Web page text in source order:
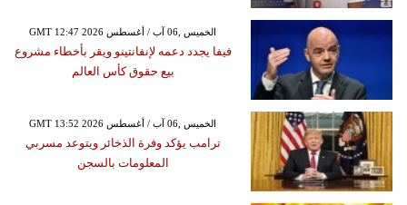
GMT 12:47 2026 الخميس ,06 آب / أغسطس
فيفا يجدد دعمه لإنفانتينو ويقر بأخطاء مشروع
بيع حقوق كأس العالم
GMT 13:52 2026 الخميس ,06 آب / أغسطس
ترامب يؤكد وفرة الذخائر ويتوعد مسربي
المعلومات بالسجن